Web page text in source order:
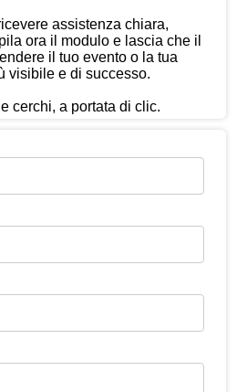
assistenza chiara,
ora il modulo e lascia che il
il tuo evento o la tua
visibile e di successo.
cerchi, a portata di clic.